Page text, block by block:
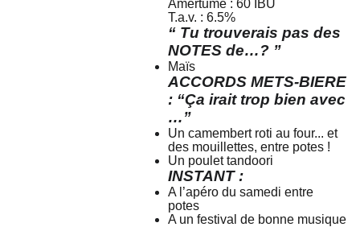
Amertume : 60 IBU
T.a.v. : 6.5%
“ Tu trouverais pas des
NOTES de…? ”
Maïs
ACCORDS METS-BIERE
: “Ça irait trop bien avec
…”
Un camembert roti au four... et
des mouillettes, entre potes !
Un poulet tandoori
INSTANT :
A l’apéro du samedi entre
potes
A un festival de bonne musique